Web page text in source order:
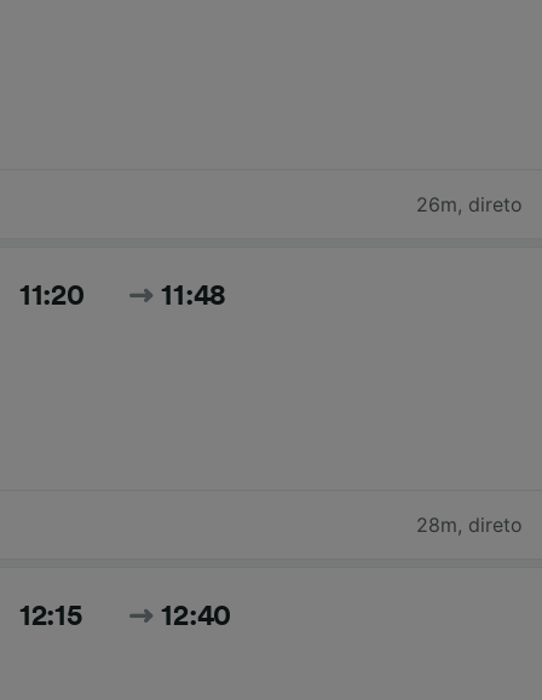
26m, direto
11:20 11:48
28m, direto
12:15 12:40